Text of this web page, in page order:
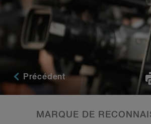
Précédent
MARQUE DE